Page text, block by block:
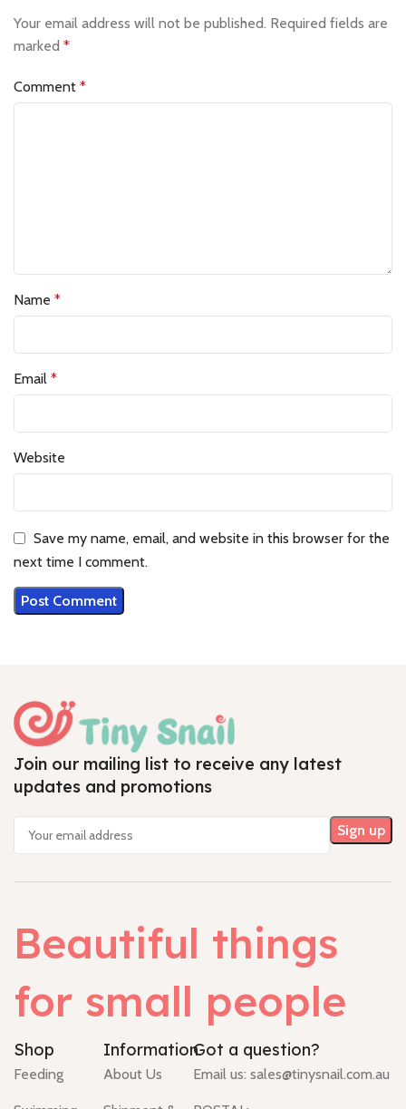
Your email address will not be published. Required fields are
marked *
Comment *
Name *
Email *
Website
Save my name, email, and website in this browser for the
next time I comment.
Join our mailing list to receive any latest
updates and promotions
Beautiful things
for small people
Shop
Feeding
Information
About Us
Got a question?
Email us: sales@tinysnail.com.au